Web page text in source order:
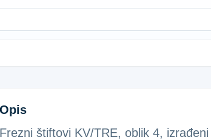
GLODALO-TV.MET.KZ/TRE
Opis
Frezni štiftovi KV/TRE, oblik 4,